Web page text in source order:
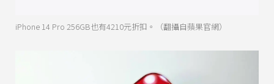
iPhone 14 Pro 256GB也有4210元折扣。（翻攝自蘋果官網）